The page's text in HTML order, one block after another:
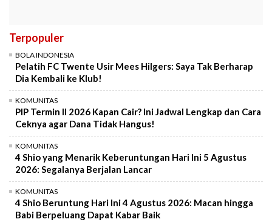
Terpopuler
BOLA INDONESIA
Pelatih FC Twente Usir Mees Hilgers: Saya Tak Berharap
Dia Kembali ke Klub!
KOMUNITAS
PIP Termin II 2026 Kapan Cair? Ini Jadwal Lengkap dan Cara
Ceknya agar Dana Tidak Hangus!
KOMUNITAS
4 Shio yang Menarik Keberuntungan Hari Ini 5 Agustus
2026: Segalanya Berjalan Lancar
KOMUNITAS
4 Shio Beruntung Hari Ini 4 Agustus 2026: Macan hingga
Babi Berpeluang Dapat Kabar Baik